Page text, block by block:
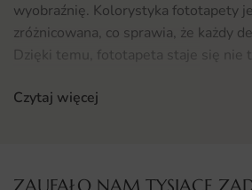
wyobraźnię. Kolorystyka fototapety
zróżnicowana, co sprawia, że każdy
Dzięki temu, fototapeta staje się nie
Czytaj więcej